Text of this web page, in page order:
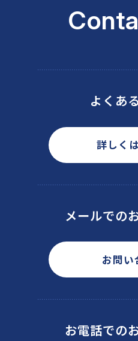
よくあ
詳しく
メールでの
お問い
お電話での